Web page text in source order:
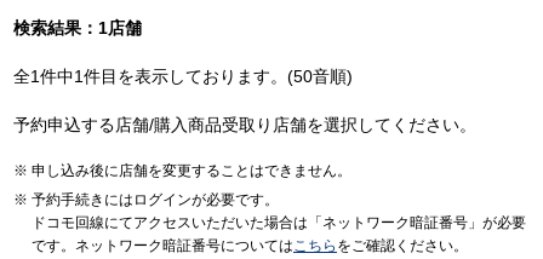
検索結果：1店舗
全1件中1件目を表示しております。(50音順)
予約申込する店舗/購入商品受取り店舗を選択してください。
申し込み後に店舗を変更することはできません。
予約手続きにはログインが必要です。
ドコモ回線にてアクセスいただいた場合は「ネットワーク暗証番号」が必要
です。ネットワーク暗証番号についてはこちら をご確認ください。